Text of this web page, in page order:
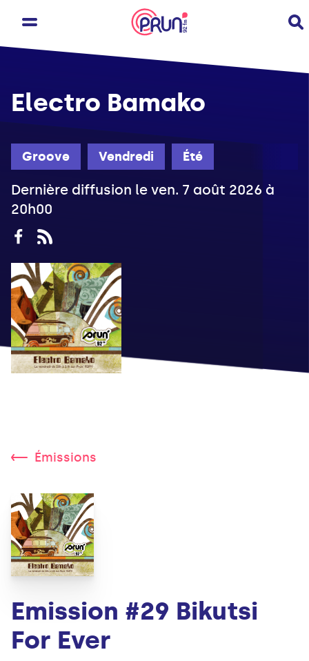
Groove Vendredi Été
Electro Bamako
Dernière diffusion le ven. 7 août 2026 à
20h00
Émissions
Emission #29 Bikutsi
For Ever